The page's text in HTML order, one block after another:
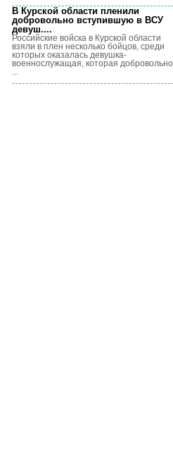
В Курской области пленили
добровольно вступившую в ВСУ
девуш....
Российские войска в Курской области
взяли в плен несколько бойцов, среди
которых оказалась девушка-
военнослужащая, которая добровольно
...